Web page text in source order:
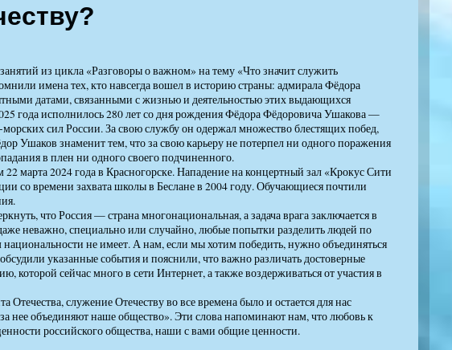
из цикла «Разговоры о важном» на тему «Что значит служить
имена тех, кто навсегда вошел в историю страны: адмирала Фёдора
датами, связанными с жизнью и деятельностью этих выдающихся
года исполнилось 280 лет со дня рождения Фёдора Фёдоровича Ушакова —
сил России. За свою службу он одержал множество блестящих побед,
Ушаков знаменит тем, что за свою карьеру не потерпел ни одного поражения
в плен ни одного своего подчиненного.
марта 2024 года в Красногорске. Нападение на концертный зал «Крокус Сити
со времени захвата школы в Беслане в 2004 году. Обучающиеся почтили
что Россия — страна многонациональная, а задача врага заключается в
неважно, специально или случайно, любые попытки разделить людей по
не имеет. А нам, если мы хотим победить, нужно объединяться
указанные события и пояснили, что важно различать достоверные
сейчас много в сети Интернет, а также воздерживаться от участия в
служение Отечеству во все времена было и остается для нас
нее объединяют наше общество». Эти слова напоминают нам, что любовь к
российского общества, наши с вами общие ценности.